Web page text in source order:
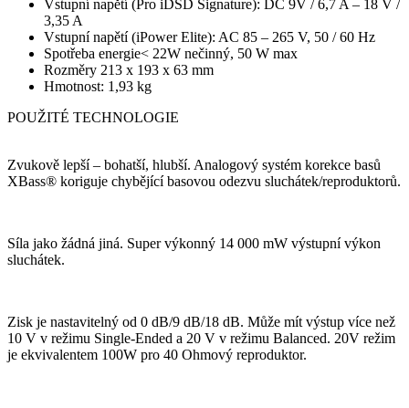
Vstupní napětí (Pro iDSD Signature): DC 9V / 6,7 A – 18 V /
3,35 A
Vstupní napětí (iPower Elite): AC 85 – 265 V, 50 / 60 Hz
Spotřeba energie< 22W nečinný, 50 W max
Rozměry 213 x 193 x 63 mm
Hmotnost: 1,93 kg
POUŽITÉ TECHNOLOGIE
Zvukově lepší – bohatší, hlubší. Analogový systém korekce basů
XBass® koriguje chybějící basovou odezvu sluchátek/reproduktorů.
Síla jako žádná jiná. Super výkonný 14 000 mW výstupní výkon
sluchátek.
Zisk je nastavitelný od 0 dB/9 dB/18 dB. Může mít výstup více než
10 V v režimu Single-Ended a 20 V v režimu Balanced. 20V režim
je ekvivalentem 100W pro 40 Ohmový reproduktor.